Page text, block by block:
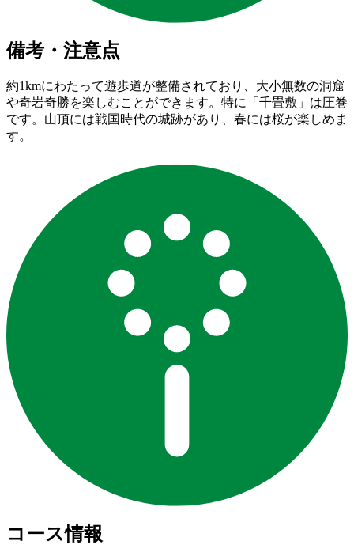
備考・注意点
約1kmにわたって遊歩道が整備されており、大小無数の洞窟
や奇岩奇勝を楽しむことができます。特に「千畳敷」は圧巻
です。山頂には戦国時代の城跡があり、春には桜が楽しめま
す。
コース情報